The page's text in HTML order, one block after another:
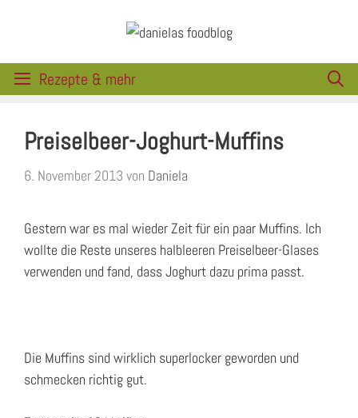
Rezepte & mehr
Preiselbeer-Joghurt-Muffins
6. November 2013 von Daniela
Gestern war es mal wieder Zeit für ein paar Muffins. Ich
wollte die Reste unseres halbleeren Preiselbeer-Glases
verwenden und fand, dass Joghurt dazu prima passt.
Die Muffins sind wirklich superlocker geworden und
schmecken richtig gut.